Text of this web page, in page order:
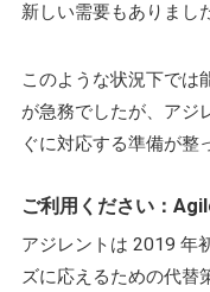
新しい需要もありまし
このような状況下では
が急務でしたが、アジ
ぐに対応する準備が整
ご利用ください：
アジレントは 2019 年
ズに応えるための代替